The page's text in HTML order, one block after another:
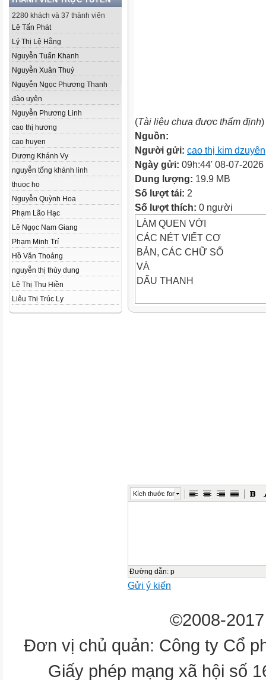
2280 khách và 37 thành viên
Lê Tấn Phát
Lý Thị Lệ Hằng
Nguyễn Tuấn Khanh
Nguyễn Xuân Thuỷ
Nguyễn Ngọc Phương Thanh
đào uyên
Nguyễn Phương Linh
cao thị hương
cao huyen
Dương Khánh Vy
nguyễn tống khánh linh
thuoc ho
Nguyễn Quỳnh Hoa
Phạm Lão Hạc
Lê Ngọc Nam Giang
Phạm Minh Trí
Hồ Văn Thoảng
nguyễn thị thùy dung
Lê Thị Thu Hiền
Liêu Thị Trúc Ly
(Tài liệu chưa được thẩm định)
Nguồn:
Người gửi: cao thị kim dzuyên
Ngày gửi: 09h:44' 08-07-2026
Dung lượng: 19.9 MB
Số lượt tải: 2
Số lượt thích: 0 người
LÀM QUEN VỚI
CÁC NÉT VIẾT CƠ
BẢN, CÁC CHỮ SỐ
VÀ
DẤU THANH
ʺ
móc
xuôi
Nét
móc
hai đầu
Kích thước font
Đường dẫn: p
Gửi ý kiến
©2008-
Đơn vị chủ quản: Công ty Cổ
Giấy phép mạng xã hội số